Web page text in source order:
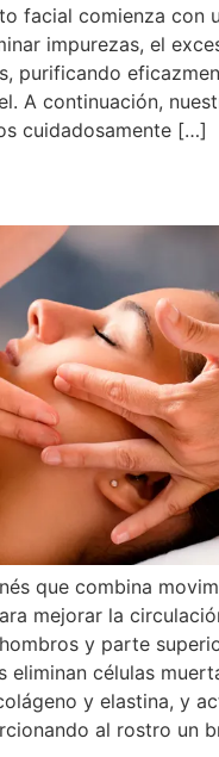
facial comienza con
impurezas, el
purificando
A continuación,
cuidadosamente […]
que combina
mejorar la
y parte
eliminan células
y elastina, y
al rostro un